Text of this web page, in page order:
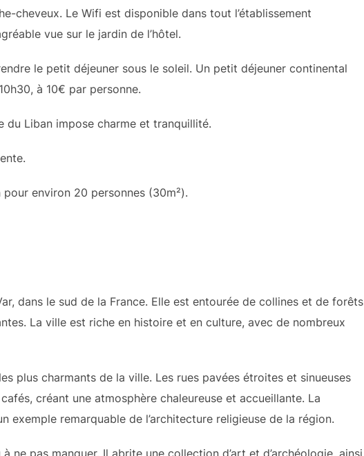
cheveux. Le Wifi est disponible dans tout l’établissement
vue sur le jardin de l’hôtel.
le petit déjeuner sous le soleil. Un petit déjeuner continental
à 10€ par personne.
du Liban impose charme et tranquillité.
pour environ 20 personnes (30m²).
dans le sud de la France. Elle est entourée de collines et de forêts
La ville est riche en histoire et en culture, avec de nombreux
plus charmants de la ville. Les rues pavées étroites et sinueuses
créant une atmosphère chaleureuse et accueillante. La
exemple remarquable de l’architecture religieuse de la région.